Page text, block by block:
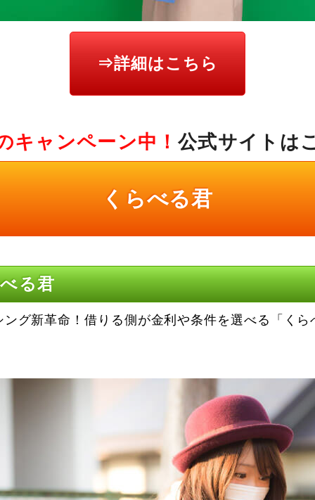
⇒詳細はこちら
キャンペーン中！ 公式サイトは
くらべる君
る君
ング新革命！借りる側が金利や条件を選べる「くら